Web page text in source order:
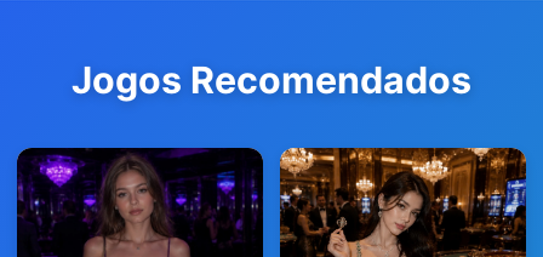
Jogos Recomendados